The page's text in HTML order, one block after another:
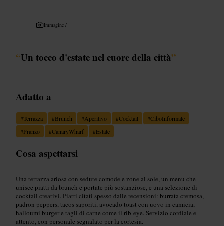
Immagine /
“Un tocco d'estate nel cuore della città”
Adatto a
#Terrazza #Brunch #Aperitivo #Cocktail #CiboInformale
#Pranzo #CanaryWharf #Estate
Cosa aspettarsi
Una terrazza ariosa con sedute comode e zone al sole, un menu che
unisce piatti da brunch e portate più sostanziose, e una selezione di
cocktail creativi. Piatti citati spesso dalle recensioni: burrata cremosa,
padron peppers, tacos saporiti, avocado toast con uovo in camicia,
halloumi burger e tagli di carne come il rib-eye. Servizio cordiale e
attento, con personale segnalato per la cortesia.